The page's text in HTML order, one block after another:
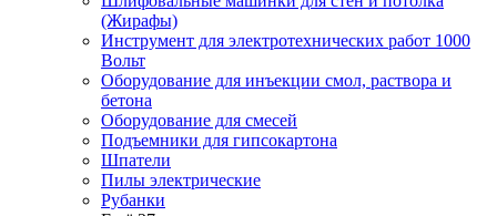
(Жирафы)
Инструмент для электротехнических работ 1000
Вольт
Оборудование для инъекции смол, раствора и
бетона
Оборудование для смесей
Подъемники для гипсокартона
Шпатели
Пилы электрические
Рубанки